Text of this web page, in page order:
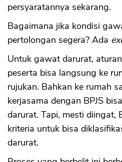
persyaratannya sekarang.
Bagaimana jika kondisi
pertolongan segera? Ada
Untuk gawat darurat,
peserta bisa langsung ke
rujukan. Bahkan ke rumah
kerjasama dengan BPJS
darurat. Tapi, mesti diingat,
kriteria untuk bisa
darurat.